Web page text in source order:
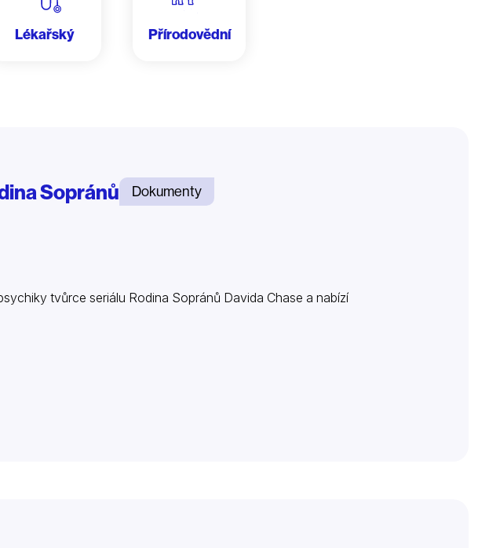
Lékařský Přírodovědní
Sopránů Dokumenty
tvůrce seriálu Rodina Sopránů Davida Chase a nabízí